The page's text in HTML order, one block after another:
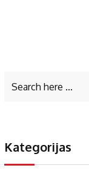
Kategorijas